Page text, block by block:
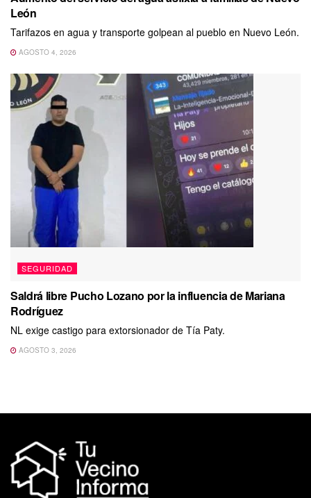
León
Tarifazos en agua y transporte golpean al pueblo en Nuevo León.
AGOSTO 4, 2026
SEGURIDAD
Saldrá libre Pucho Lozano por la influencia de Mariana
Rodríguez
NL exige castigo para extorsionador de Tía Paty.
AGOSTO 3, 2026